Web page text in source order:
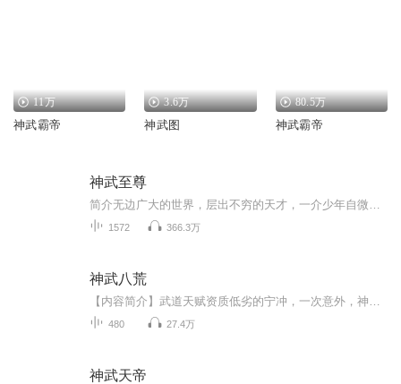
11万
神武霸帝
3.6万
神武图
80.5万
神武霸帝
神武至尊
1572 366.3万
神武八荒
480 27.4万
神武天帝